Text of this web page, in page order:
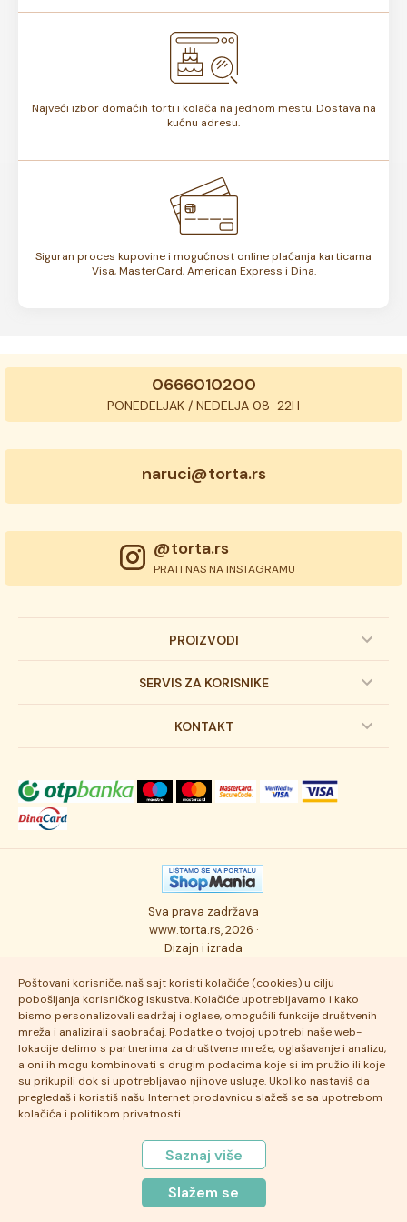
Najveći izbor domaćih torti i kolača na jednom mestu. Dostava na
kućnu adresu.
Siguran proces kupovine i mogućnost online plaćanja karticama
Visa, MasterCard, American Express i Dina.
Poštovani korisniče, naš sajt koristi kolačiće (cookies) u cilju
pobošljanja korisničkog iskustva. Kolačiće upotrebljavamo i kako
bismo personalizovali sadržaj i oglase, omogućili funkcije društvenih
mreža i analizirali saobraćaj. Podatke o tvojoj upotrebi naše web-
lokacije delimo s partnerima za društvene mreže, oglašavanje i analizu,
a oni ih mogu kombinovati s drugim podacima koje si im pružio ili koje
su prikupili dok si upotrebljavao njihove usluge. Ukoliko nastaviš da
pregledaš i koristiš našu Internet prodavnicu slažeš se sa upotrebom
kolačića i politikom privatnosti.
Saznaj više
Slažem se
0666010200
PONEDELJAK / NEDELJA 08-22H
naruci@torta.rs
@torta.rs
PRATI NAS NA INSTAGRAMU
PROIZVODI
Dečije torte
Svadbene torte
Torta klasici
Osmisli tortu
Ukusi torti
SERVIS ZA KORISNIKE
Prijava na newsletter
Dostava robe
Autorska prava
Politika privatnosti
Najčešće postavljana pitanja
KONTAKT
Novosti
Posao
Kontakt
Sva prava zadržava
www.torta.rs, 2026 ·
Dizajn i izrada